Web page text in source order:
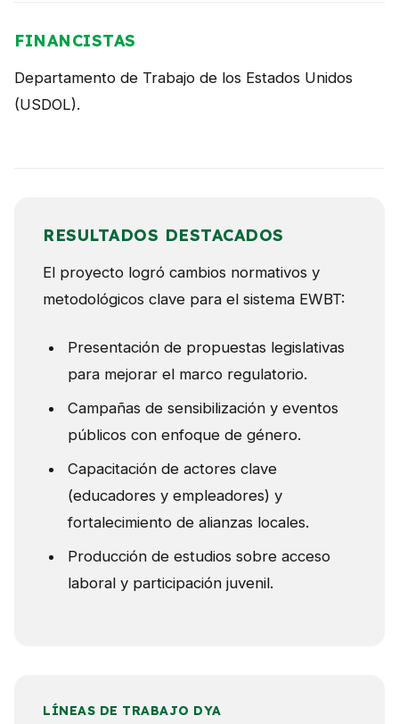
FINANCISTAS
Departamento de Trabajo de los Estados Unidos
(USDOL).
RESULTADOS DESTACADOS
El proyecto logró cambios normativos y
metodológicos clave para el sistema EWBT:
Presentación de propuestas legislativas
para mejorar el marco regulatorio.
Campañas de sensibilización y eventos
públicos con enfoque de género.
Capacitación de actores clave
(educadores y empleadores) y
fortalecimiento de alianzas locales.
Producción de estudios sobre acceso
laboral y participación juvenil.
LÍNEAS DE TRABAJO DYA